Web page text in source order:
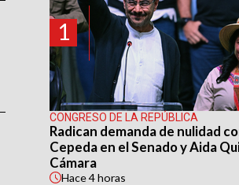
1
CONGRESO DE LA REPÚBLICA
Radican demanda de nulidad
Cepeda en el Senado y Aida
Cámara
Hace4 horas